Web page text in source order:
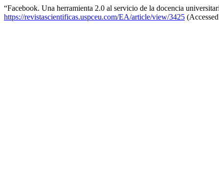
“Facebook. Una herramienta 2.0 al servicio de la docencia
https://revistascientificas.uspceu.com/EA/article/view/3425